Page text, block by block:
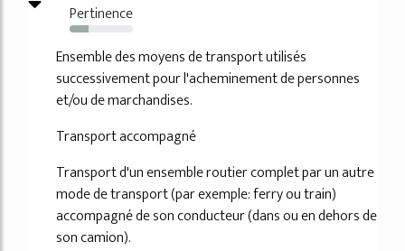
Pertinence
30%
Ensemble des moyens de transport utilisés
successivement pour l'acheminement de personnes
et/ou de marchandises.
Transport accompagné
Transport d'un ensemble routier complet par un autre
mode de transport (par exemple: ferry ou train)
accompagné de son conducteur (dans ou en dehors de
son camion).